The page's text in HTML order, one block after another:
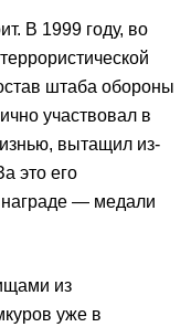
В 1999 году, во
штаба обороны
участвовал в
вытащил из-
это его
награде — медали
из
уже в